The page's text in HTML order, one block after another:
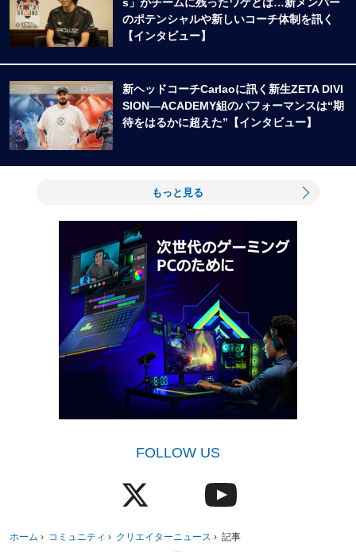
のポテンシャルや新しいコーチ体制を訊く
【インタビュー】
新ヘッドコーチCarlaoに訊く新生ZETA DIVI
SION―ACADEMY組のパフォーマンスは“期
待をはるかに超えた”【インタビュー】
もっと見る
FOLLOW US
ホーム › コミュニティ › クリエイターニュース › 記事